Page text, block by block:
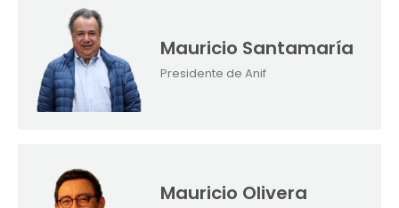
Mauricio Santamaría
Presidente de Anif
Mauricio Olivera